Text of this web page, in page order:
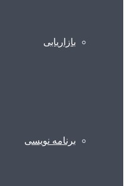
بازاریابی
برنامه نویسی